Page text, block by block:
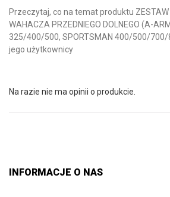
Przeczytaj, co na temat produktu ZESTAW
WAHACZA PRZEDNIEGO DOLNEGO (A-
325/400/500, SPORTSMAN 400/500/700/
jego użytkownicy
Na razie nie ma opinii o produkcie.
INFORMACJE O NAS